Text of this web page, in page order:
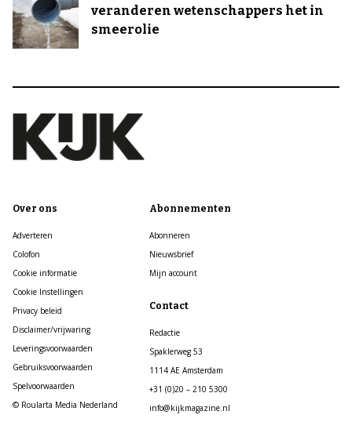
veranderen wetenschappers het in
smeerolie
Over ons
Adverteren
Colofon
Cookie informatie
Cookie Instellingen
Privacy beleid
Disclaimer/vrijwaring
Leveringsvoorwaarden
Gebruiksvoorwaarden
Spelvoorwaarden
© Roularta Media Nederland
Abonnementen
Abonneren
Nieuwsbrief
Mijn account
Contact
Redactie
Spaklerweg 53
1114 AE Amsterdam
+31 (0)20 – 210 5300
info@kijkmagazine.nl